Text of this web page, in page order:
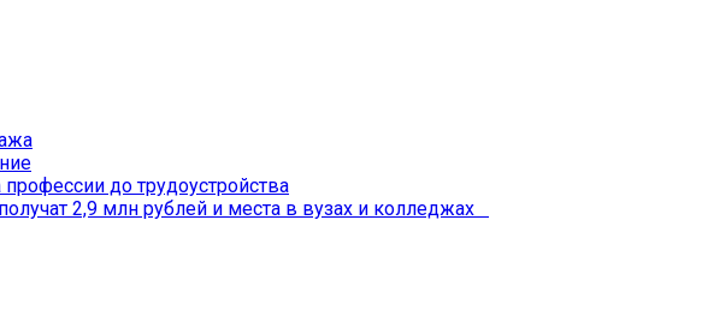
до трудоустройства
2,9 млн рублей и места в вузах и колледжах